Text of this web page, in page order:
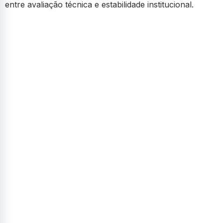
entre avaliação técnica e estabilidade institucional.